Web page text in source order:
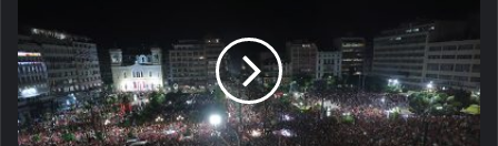
Θέατρο
Πειραιά
τα
επινίκια
αν